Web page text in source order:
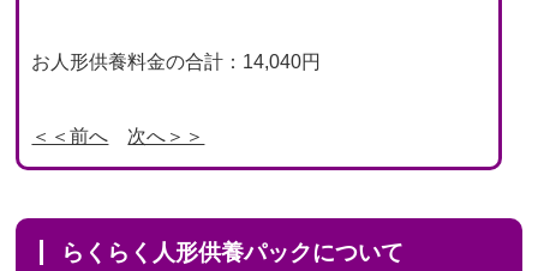
お人形供養料金の合計：14,040円
＜＜前へ 次へ＞＞
らくらく人形供養パックについて